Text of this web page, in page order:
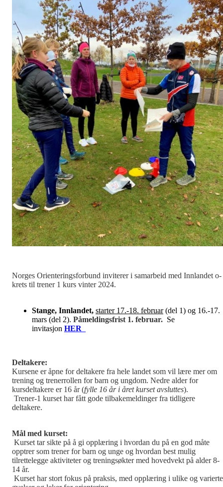
Norges Orienteringsforbund inviterer i samarbeid med Innlandet o-
krets til trener 1 kurs vinter 2024.
Stange, Innlandet, starter 17.-18. februar(del 1) og 16.-17.
mars (del 2). Påmeldingsfrist 1. februar. Se
invitasjon HER
Deltakere:
Kursene er åpne for deltakere fra hele landet som vil lære mer om
trening og trenerrollen for barn og ungdom. Nedre alder for
kursdeltakere er 16 år (fylle 16 år i året kurset avsluttes).
Trener-1 kurset har fått gode tilbakemeldinger fra tidligere
deltakere.
Mål med kurset:
Kurset tar sikte på å gi opplæring i hvordan du på en god måte
opptrer som trener for barn og unge og hvordan best mulig
tilrettelegge aktiviteter og treningsøkter med hovedvekt på alder 8-
14 år.
Kurset har stort fokus på praksis, med opplæring i ulike og varierte